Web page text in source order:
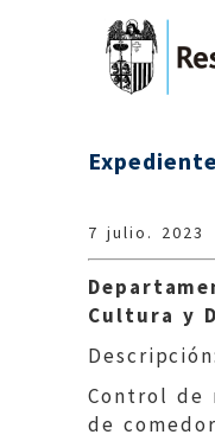
7 julio. 2023
Cultura y
Descripción:
Control de
de comedor